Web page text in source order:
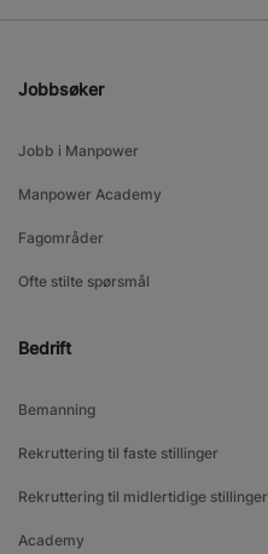
Jobbsøker
Jobb i Manpower
Manpower Academy
Fagområder
Ofte stilte spørsmål
Bedrift
Bemanning
Rekruttering til faste stillinger
Rekruttering til midlertidige stillinger
Academy